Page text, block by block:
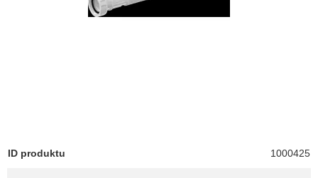
ID produktu 1000425